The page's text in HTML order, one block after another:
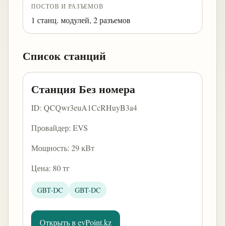
ПОСТОВ И РАЗЪЕМОВ
1 станц. модулей, 2 разъемов
Список станций
Станция Без номера
ID: QCQwr3euA1CcRHuyB3a4
Провайдер: EVS
Мощность: 29 кВт
Цена: 80 тг
GBT-DC GBT-DC
Открыть в evPoint.kz